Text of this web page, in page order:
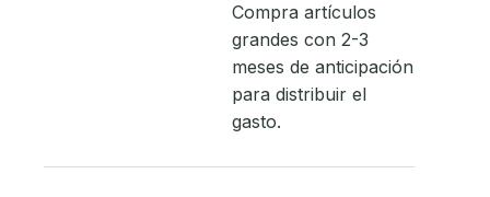
Compra artículos
grandes con 2-3
meses de anticipación
para distribuir el
gasto.